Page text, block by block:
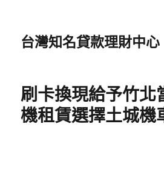
台灣知名貸款理財中心
刷卡換現給予竹北
機租賃選擇土城機